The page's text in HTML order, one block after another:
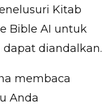
Kitab
Bible AI untuk
diandalkan.
membaca
Anda